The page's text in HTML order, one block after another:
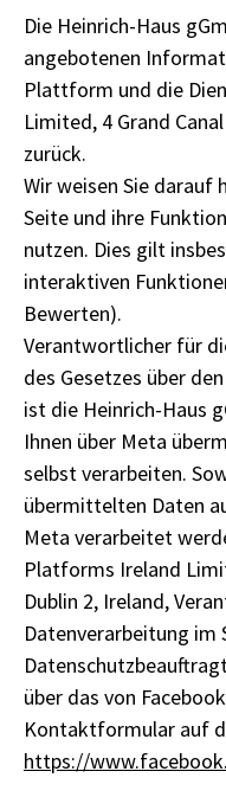
Die Heinrich-Haus
angebotenen
Plattform und die
Limited, 4 Grand
zurück.
Wir weisen Sie darauf
Seite und ihre
nutzen. Dies gilt
interaktiven
Bewerten).
Verantwortlicher für
des Gesetzes über
ist die Heinrich-Haus
Ihnen über Meta
selbst verarbeiten.
übermittelten Daten
Meta verarbeitet
Platforms Ireland
Dublin 2, Ireland,
Datenverarbeitung im
über das von
Kontaktformular auf
https://